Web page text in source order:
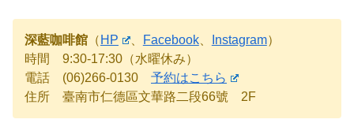
深藍咖啡館 （ HP 、 Facebook、 Instagram）
時間 9:30-17:30（水曜休み）
電話 (06)266-0130 予約はこちら
住所 臺南市仁德區文華路二段66號 2F